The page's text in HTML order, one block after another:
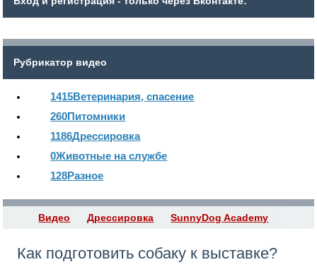
Рубрикатор видео
1415Ветеринария, спасение
260Питомники
1186Дрессировка
0Животные на службе
128Разное
Видео Дрессировка SunnyDog Academy
Как подготовить собаку к выставке?